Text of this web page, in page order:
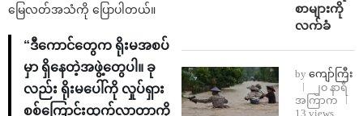
မြေလတ်အသံကို ပြောပါတယ်။
“ဒီကောင်တွေက ရိုးမအစပ်
မှာ ရှိနေတဲ့အဖွဲ့တွေပါ။ ခု
လည်း ရိုးမပေါ်ကို လှုပ်ရှား
စစ်ကြောင်းထွက်လာတာကို
စာများကို
လက်ခံ
by ကျော်ကြီး
၂၀ နာရီ
အကြာက
13 views